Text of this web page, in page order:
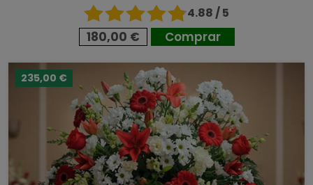
4.88 / 5
180,00 € Comprar
235,00 €